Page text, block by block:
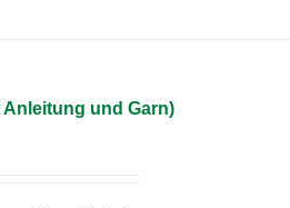
und Garn)